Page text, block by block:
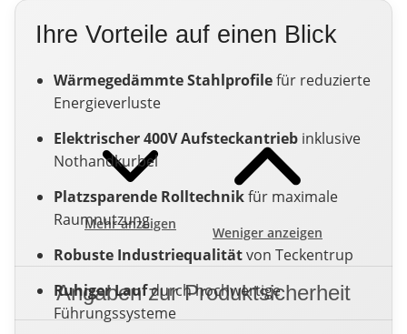
Ihre Vorteile auf einen Blick
Wärmegedämmte Stahlprofilefür reduzierte
Energieverluste
Elektrischer 400V Aufsteckantrieb inklusive
Nothandkurbel
Platzsparende Rolltechnikfür maximale
Raumnutzung
Robuste Industriequalitätvon Teckentrup
Ruhiger Laufdurch hochwertige
Führungssysteme
Mehr anzeigen
Weniger anzeigen
Angaben zur Produktsicherheit